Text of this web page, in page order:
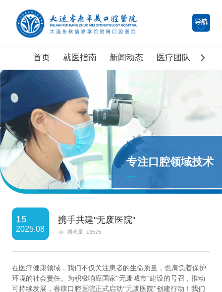
首页 就医指南 新闻动态 医疗团队 医院
专注口腔领域技术
15
2025.08
携手共建"无废医院"
浏览量: 13575
在医疗健康领域，我们不仅关注患者的生命质量，也肩负着保护
环境的社会责任。为积极响应国家“无废城市”建设的号召，推动
可持续发展，睿康口腔医院正式启动“无废医院”创建行动！我们